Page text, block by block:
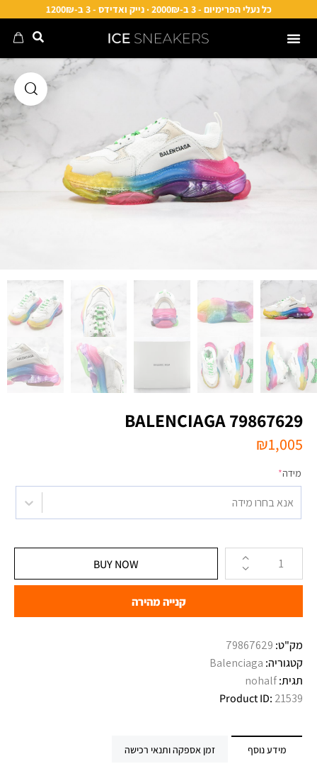
כל נעלי הפרימיום - 3 ב-2000₪ · נייק ואדידס - 3 ב-1200₪
BALENCIAGA 79867629
₪1,005
מידה*
אנא בחרו מידה
BUY NOW
קנייה מהירה
מק"ט: 79867629
קטגוריה: Balenciaga
תגית:nohalf
Product ID: 21539
מידע נוסף זמן אספקה ותנאי רכישה